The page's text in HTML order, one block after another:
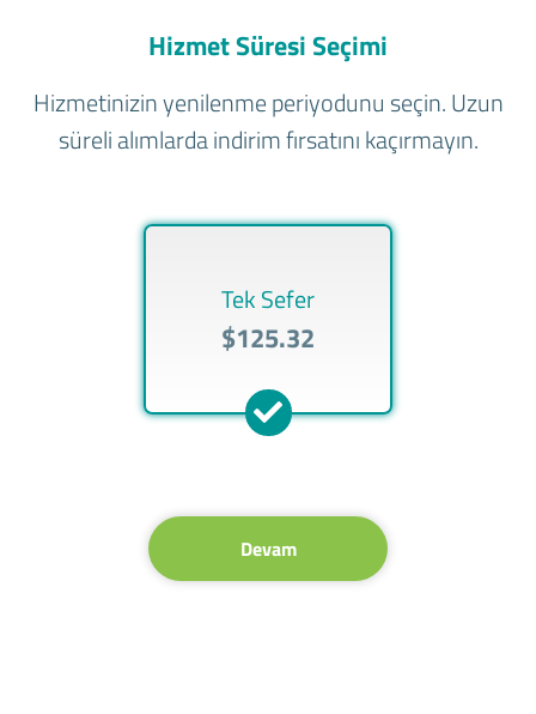
Hizmet Süresi Seçimi
Hizmetinizin yenilenme periyodunu seçin. Uzun
süreli alımlarda indirim fırsatını kaçırmayın.
Tek Sefer
$125.32
Devam